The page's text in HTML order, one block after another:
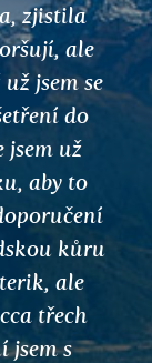
zjistila
ale
jsem se
do
jsem už
aby to
kůru
ale
třech
jsem s